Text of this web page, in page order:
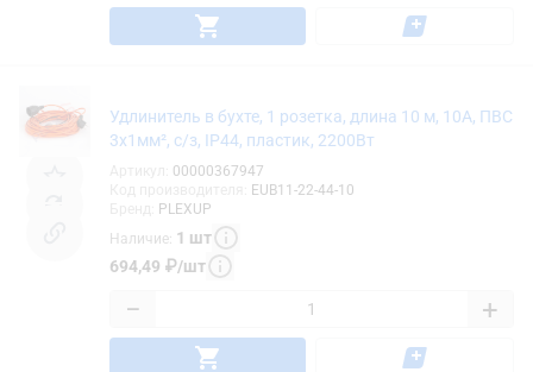
Удлинитель в бухте, 1 розетка, длина 10 м, 10А, ПВС
3х1мм², с/з, IP44, пластик, 2200Вт
00000367947
EUB11-22-44-10
PLEXUP
Наличие: 1 шт
694,49 ₽/шт
− +